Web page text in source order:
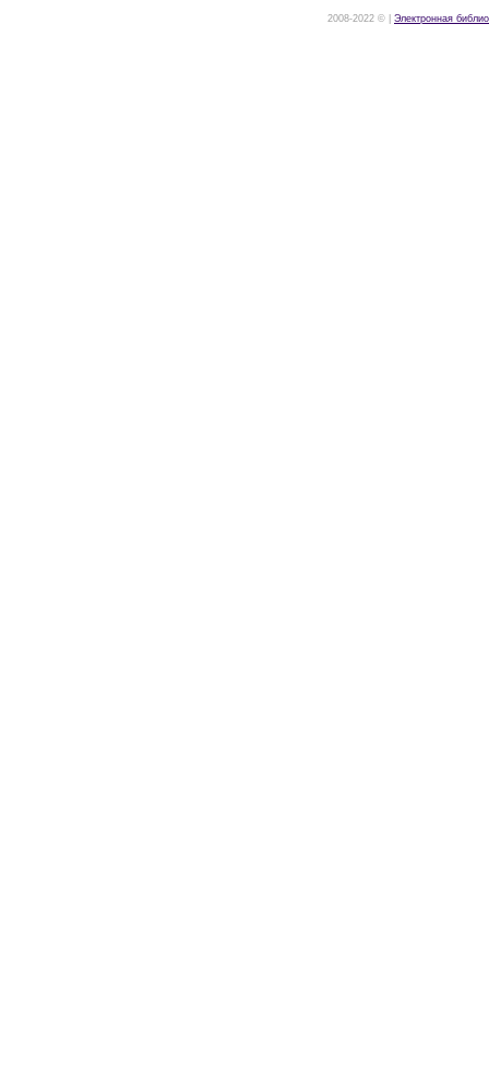
2008-2022 © | Электронная